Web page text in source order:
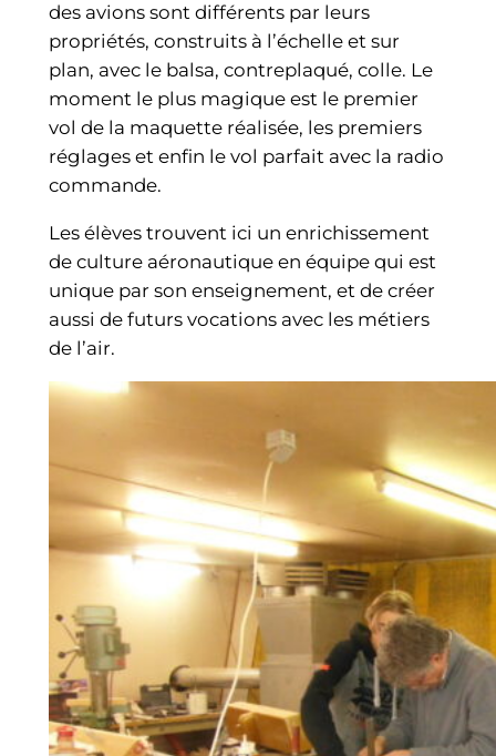
des avions sont différents par leurs
propriétés, construits à l’échelle et sur
plan, avec le balsa, contreplaqué, colle. Le
moment le plus magique est le premier
vol de la maquette réalisée, les premiers
réglages et enfin le vol parfait avec la radio
commande.
Les élèves trouvent ici un enrichissement
de culture aéronautique en équipe qui est
unique par son enseignement, et de créer
aussi de futurs vocations avec les métiers
de l’air.